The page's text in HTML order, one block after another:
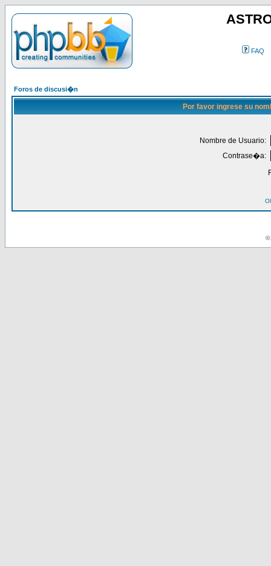
FAQ
Foros de discusi�n
Por favor ingrese su
Nombre de Usuario:
Contrase�a:
©